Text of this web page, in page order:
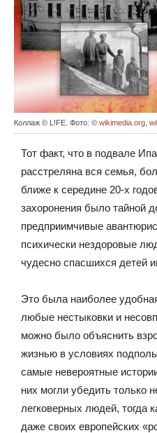
Коллаж © L!FE. Фото: © wikimedia.org
Тот факт, что в подвале
расстреляна вся семья,
ближе к середине 20-х
захоронения было тайной
предприимчивые
психически нездоровые
чудесно спасшихся детей
Это была наиболее
любые нестыковки и
можно было объяснить
жизнью в условиях
самые невероятные
них могли убедить только
легковерных людей, тогда
даже своих европейских